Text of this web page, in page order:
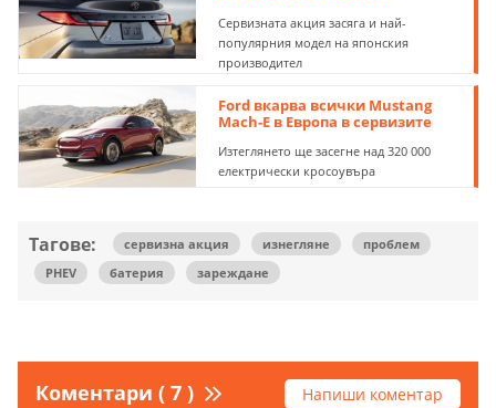
Сервизната акция засяга и най-
популярния модел на японския
производител
Ford вкарва всички Mustang
Mach-E в Европа в сервизите
Изтеглянето ще засегне над 320 000
електрически кросоувъра
Тагове: сервизна акция изнегляне
проблем
PHEV
батерия зареждане
Коментари ( 7 ) Напиши коментар